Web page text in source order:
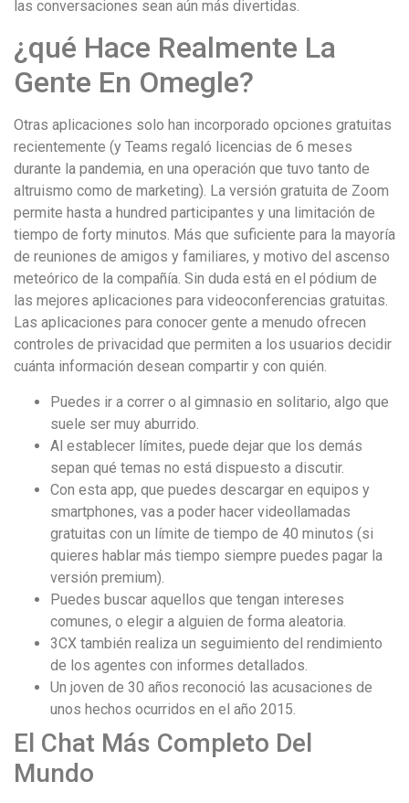
las conversaciones sean aún más divertidas.
¿qué Hace Realmente La
Gente En Omegle?
Otras aplicaciones solo han incorporado opciones gratuitas
recientemente (y Teams regaló licencias de 6 meses
durante la pandemia, en una operación que tuvo tanto de
altruismo como de marketing). La versión gratuita de Zoom
permite hasta a hundred participantes y una limitación de
tiempo de forty minutos. Más que suficiente para la mayoría
de reuniones de amigos y familiares, y motivo del ascenso
meteórico de la compañía. Sin duda está en el pódium de
las mejores aplicaciones para videoconferencias gratuitas.
Las aplicaciones para conocer gente a menudo ofrecen
controles de privacidad que permiten a los usuarios decidir
cuánta información desean compartir y con quién.
Puedes ir a correr o al gimnasio en solitario, algo que
suele ser muy aburrido.
Al establecer límites, puede dejar que los demás
sepan qué temas no está dispuesto a discutir.
Con esta app, que puedes descargar en equipos y
smartphones, vas a poder hacer videollamadas
gratuitas con un límite de tiempo de 40 minutos (si
quieres hablar más tiempo siempre puedes pagar la
versión premium).
Puedes buscar aquellos que tengan intereses
comunes, o elegir a alguien de forma aleatoria.
3CX también realiza un seguimiento del rendimiento
de los agentes con informes detallados.
Un joven de 30 años reconoció las acusaciones de
unos hechos ocurridos en el año 2015.
El Chat Más Completo Del
Mundo